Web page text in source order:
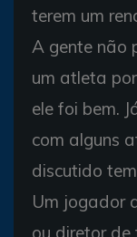
terem um
A gente não
um atleta
ele foi bem.
com alguns
discutido
Um jogador
ou diretor de